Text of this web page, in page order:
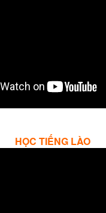
HỌC TIẾNG LÀO